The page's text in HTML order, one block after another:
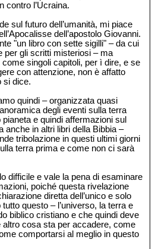
contro l’Ucraina.
sul futuro dell’umanità, mi piace
dell’apostolo Giovanni.
"un libro con sette sigilli" – da cui
per gli scritti misteriosi – ma
singoli capitoli, per ì dire, e se
con attenzione, non è affatto
si dice.
quindi – organizzata quasi
degli eventi sulla terra
e quindi affermazioni sul
anche in altri libri della Bibbia –
tribolazione in questi ultimi giorni
terra prima e come non ci sarà
difficile e vale la pena di esaminare
poiché questa rivelazione
diretta dell’unico e solo
questo – l’universo, la terra e
biblico cristiano e che quindi deve
altro cosa sta per accadere, come
comportarsi al meglio in questo